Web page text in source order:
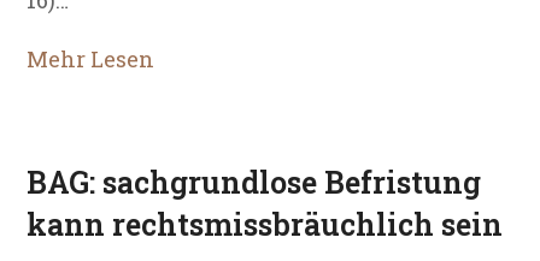
Mehr Lesen
BAG: sachgrundlose Befristung
kann rechtsmissbräuchlich sein